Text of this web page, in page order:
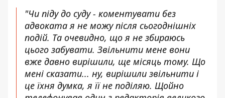
"Чи піду до суду - коментувати без
адвоката я не можу після сьогоднішніх
подій. Та очевидно, що я не збираюсь
цього забувати. Звільнити мене вони
вже давно вирішили, ще місяць тому. Що
мені сказати... ну, вирішили звільнити і
це їхня думка, я її не поділяю. Щойно